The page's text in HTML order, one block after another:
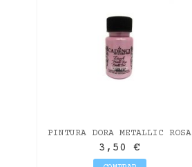
PINTURA DORA METALLIC ROSA
PRIMAVERA 50ML
3,50 €